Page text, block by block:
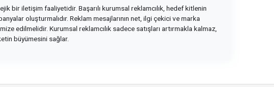
bir iletişim faaliyetidir. Başarılı kurumsal reklamcılık, hedef kitlenin
oluşturmalıdır. Reklam mesajlarının net, ilgi çekici ve marka
edilmelidir. Kurumsal reklamcılık sadece satışları artırmakla kalmaz,
büyümesini sağlar.